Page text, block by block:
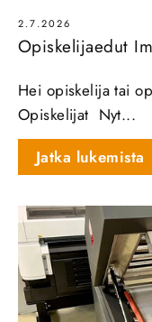
2.7.2026
Opiskelijaedut
Hei opiskelija tai
Opiskelijat Nyt...
Jatka lukemista